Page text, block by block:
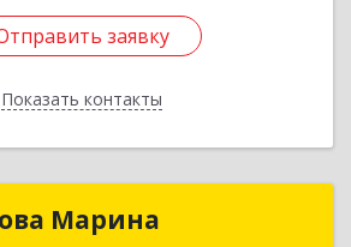
заявку
Показать контакты
заявку
Назад
Марина
ИП Короткова Марина